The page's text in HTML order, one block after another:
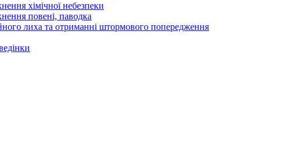
хімічної небезпеки
повені, паводка
лиха та отриманні штормового попередження